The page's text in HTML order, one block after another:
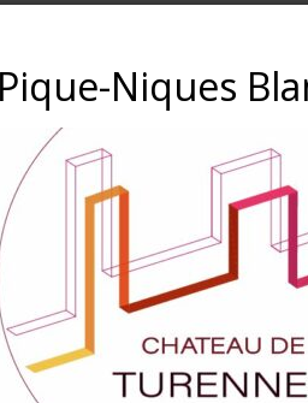
– LOGO
Pique-Niques